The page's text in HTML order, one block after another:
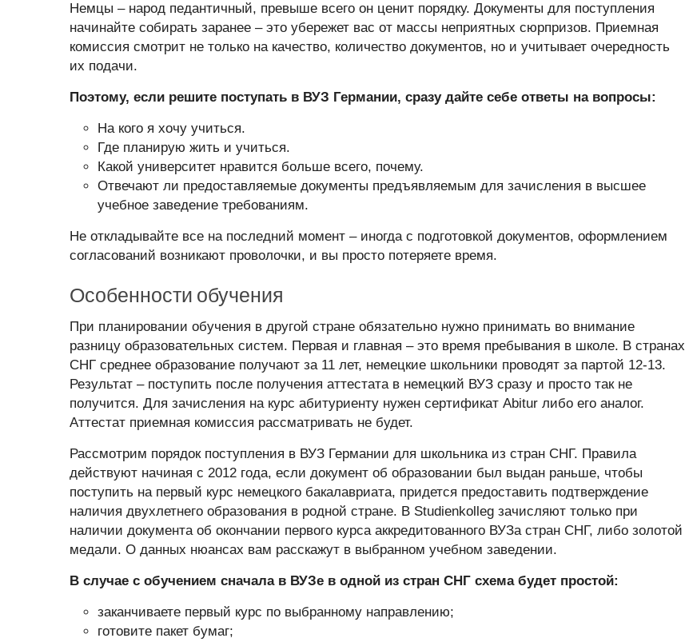
Немцы – народ педантичный, превыше всего он ценит порядку. Документы для поступления
начинайте собирать заранее – это убережет вас от массы неприятных сюрпризов. Приемная
комиссия смотрит не только на качество, количество документов, но и учитывает очередность
их подачи.
Поэтому, если решите поступать в ВУЗ Германии, сразу дайте себе ответы на вопросы:
На кого я хочу учиться.
Где планирую жить и учиться.
Какой университет нравится больше всего, почему.
Отвечают ли предоставляемые документы предъявляемым для зачисления в высшее
учебное заведение требованиям.
Не откладывайте все на последний момент – иногда с подготовкой документов, оформлением
согласований возникают проволочки, и вы просто потеряете время.
Особенности обучения
При планировании обучения в другой стране обязательно нужно принимать во внимание
разницу образовательных систем. Первая и главная – это время пребывания в школе. В странах
СНГ среднее образование получают за 11 лет, немецкие школьники проводят за партой 12-13.
Результат – поступить после получения аттестата в немецкий ВУЗ сразу и просто так не
получится. Для зачисления на курс абитуриенту нужен сертификат Abitur либо его аналог.
Аттестат приемная комиссия рассматривать не будет.
Рассмотрим порядок поступления в ВУЗ Германии для школьника из стран СНГ. Правила
действуют начиная с 2012 года, если документ об образовании был выдан раньше, чтобы
поступить на первый курс немецкого бакалавриата, придется предоставить подтверждение
наличия двухлетнего образования в родной стране. В Studienkolleg зачисляют только при
наличии документа об окончании первого курса аккредитованного ВУЗа стран СНГ, либо золотой
медали. О данных нюансах вам расскажут в выбранном учебном заведении.
В случае с обучением сначала в ВУЗе в одной из стран СНГ схема будет простой:
заканчиваете первый курс по выбранному направлению;
готовите пакет бумаг;